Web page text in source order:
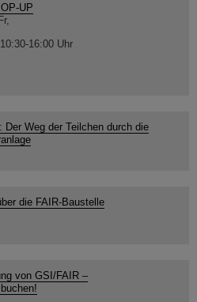
UP
16:00 Uhr
Der Weg der Teilchen durch die
die FAIR-Baustelle
von GSI/FAIR –